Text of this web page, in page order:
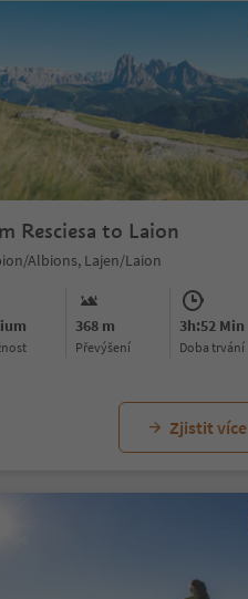
Resciesa to Laion
Albions, Lajen/Laion
368 m
Převýšení
3h:52 Min
doba trvání
Zjistit více